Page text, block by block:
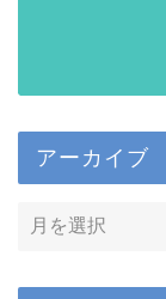
アーカイブ